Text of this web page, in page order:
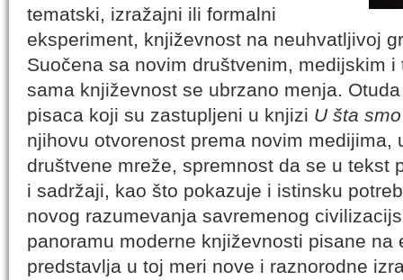
tematski, izražajni ili formalni
eksperiment, književnost na neuhvatljivoj
Suočena sa novim društvenim, medijskim
sama književnost se ubrzano menja.
pisaca koji su zastupljeni u knjizi U šta
njihovu otvorenost prema novim medijima,
društvene mreže, spremnost da se u tekst
i sadržaji, kao što pokazuje i istinsku
novog razumevanja savremenog
panoramu moderne književnosti pisane na
predstavlja u toj meri nove i raznorodne